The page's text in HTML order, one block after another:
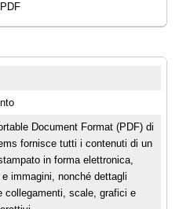
Document Format (PDF) di
fornisce tutti i contenuti di un
in forma elettronica,
immagini, nonché dettagli
collegamenti, scale, grafici e